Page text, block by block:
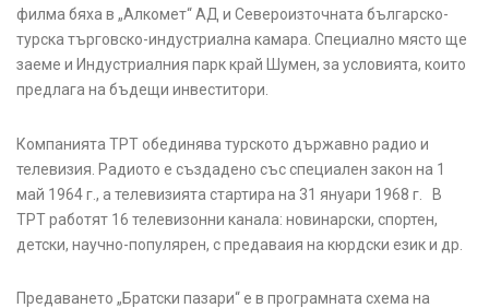
филма бяха в „Алкомет“ АД и Североизточната българско-
турска търговско-индустриална камара. Специално място ще
заеме и Индустриалния парк край Шумен, за условията, които
предлага на бъдещи инвеститори.
Компанията ТРТ обединява турското държавно радио и
телевизия. Радиото е създадено със специален закон на 1
май 1964 г., а телевизията стартира на 31 януари 1968 г. В
ТРТ работят 16 телевизонни канала: новинарски, спортен,
детски, научно-популярен, с предаваия на кюрдски език и др.
Предаването „Братски пазари“ е в програмната схема на